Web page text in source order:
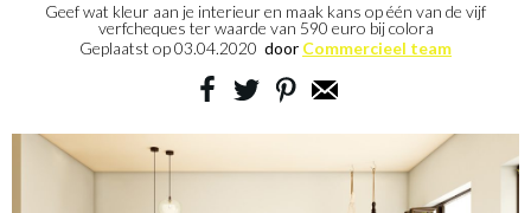
Geef wat kleur aan je interieur en maak kans op één van de vijf
verfcheques ter waarde van 590 euro bij colora
Geplaatst op03.04.2020 door Commercieel team